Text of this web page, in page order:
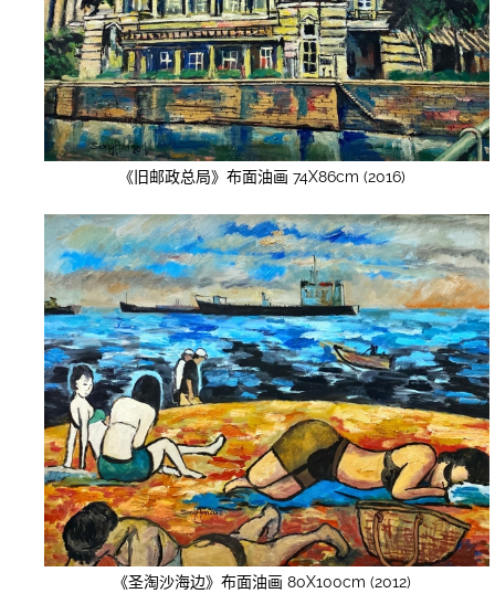
《旧邮政总局》布面油画 74X86cm (2016)
《圣淘沙海边》布面油画 80X100cm (2012)